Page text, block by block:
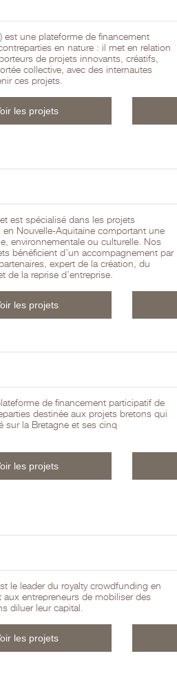
est une plateforme de financement
en nature : il met en relation
de projets innovants, créatifs,
collective, avec des internautes
ces projets.
les projets
est spécialisé dans les projets
en Nouvelle-Aquitaine comportant une
environnementale ou culturelle. Nos
bénéficient d’un accompagnement par
expert de la création, du
de la reprise d’entreprise.
les projets
de financement participatif de
destinée aux projets bretons qui
sur la Bretagne et ses cinq
les projets
le leader du royalty crowdfunding en
aux entrepreneurs de mobiliser des
diluer leur capital.
les projets